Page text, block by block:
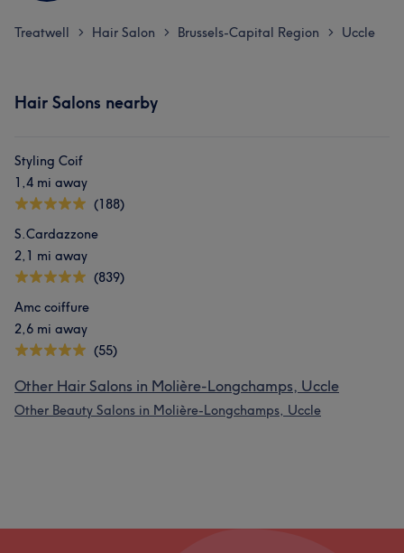
Treatwell > Hair Salon > Brussels-Capital Region > Uccle
Hair Salons nearby
Styling Coif
1,4 mi away
(188)
S.Cardazzone
2,1 mi away
(839)
Amc coiffure
2,6 mi away
(55)
Other Hair Salons in Molière-Longchamps, Uccle
Other Beauty Salons in Molière-Longchamps, Uccle